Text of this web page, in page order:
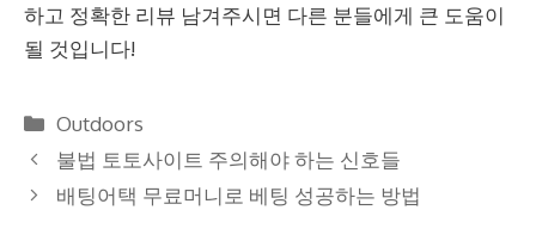
하고 정확한 리뷰 남겨주시면 다른 분들에게 큰 도움이
될 것입니다!
Categories
Outdoors
불법 토토사이트 주의해야 하는 신호들
배팅어택 무료머니로 베팅 성공하는 방법